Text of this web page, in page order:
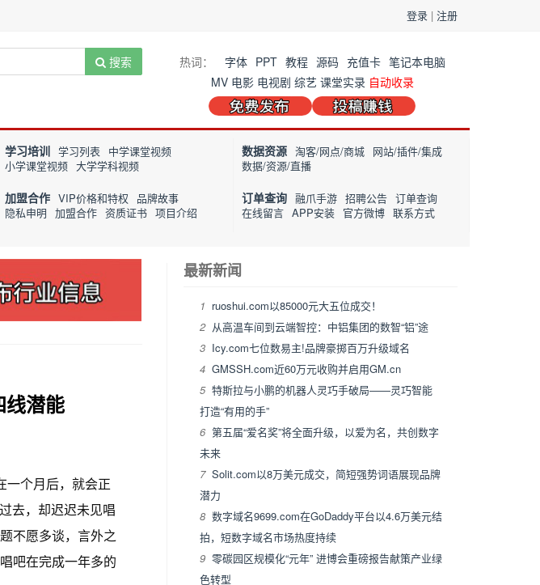
登录 | 注册
搜索 热词： 字体 PPT 教程 源码 充值卡 笔记本电脑
MV 电影 电视剧 综艺 课堂实录 自动收录
学习培训 学习列表 中学课堂视频
小学课堂视频 大学学科视频
数据资源 淘客/网点/商城
网站/插件/集成
数据/资源/直播
加盟合作 VIP价格和特权
品牌故事
隐私申明 加盟合作 资质证书 项目介绍
订单查询 融爪手游 招聘公告 订单查询
在线留言 APP安装 官方微博 联系方式
潜能
一个月后，就会正
去，却迟迟未见唱
不愿多谈，言外之
吧在完成一年多的
最新新闻
1 ruoshui.com以85000元大五位成交！
2 从高温车间到云端智控：中铝集团的数智“铝”途
3 Icy.com七位数易主!品牌豪掷百万升级域名
4 GMSSH.com近60万元收购并启用GM.cn
5 特斯拉与小鹏的机器人灵巧手破局——灵巧智能
打造“有用的手”
6 第五届“爱名奖”将全面升级，以爱为名，共创数字
未来
7 Solit.com以8万美元成交，简短强势词语展现品牌
潜力
8 数字域名9699.com在GoDaddy平台以4.6万美元结
拍，短数字域名市场热度持续
9 零碳园区规模化“元年” 进博会重磅报告献策产业绿
色转型